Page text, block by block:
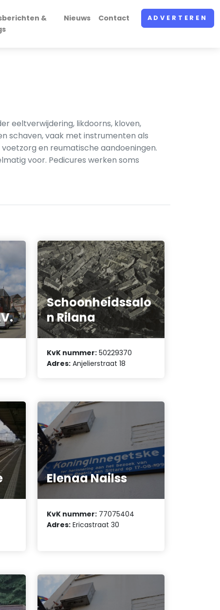
&
Nieuws Contact ADVERTEREN
eeltverwijdering, likdoorns, kloven,
schaven, vaak met instrumenten als
en reumatische aandoeningen.
voor. Pedicures werken soms
Schoonheidssalo
n Rilana
KvK nummer: 50229370
Adres: Anjelierstraat 18
Elenaa Nailss
KvK nummer: 77075404
Adres: Ericastraat 30